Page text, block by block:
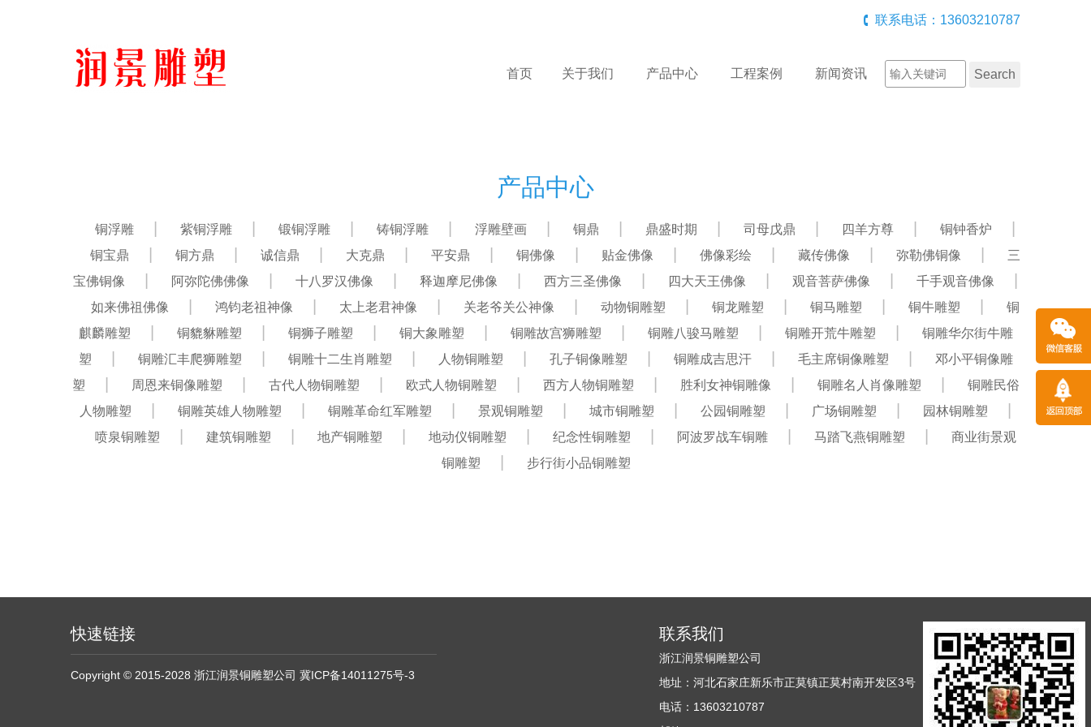
联系电话：13603210787
首页 关于我们 产品中心 工程案例 新闻资讯
产品中心
铜浮雕 紫铜浮雕 锻铜浮雕 铸铜浮雕 浮雕壁画 铜鼎 鼎盛时期 司母戊鼎 四羊方尊
铜钟香炉
铜宝鼎
铜方鼎 诚信鼎 大克鼎 平安鼎 铜佛像 贴金佛像 佛像彩绘 藏传佛像 弥勒佛铜像
三
宝佛铜像
阿弥陀佛佛像 十八罗汉佛像 释迦摩尼佛像 西方三圣佛像 四大天王佛像 观音菩萨佛像
千手观音佛像
如来佛祖佛像
鸿钧老祖神像 太上老君神像 关老爷关公神像 动物铜雕塑 铜龙雕塑 铜马雕塑 铜牛雕塑
铜
麒麟雕塑
铜貔貅雕塑 铜狮子雕塑 铜大象雕塑 铜雕故宫狮雕塑 铜雕八骏马雕塑 铜雕开荒牛雕塑
铜雕华尔街牛雕
塑
铜雕汇丰爬狮雕塑 铜雕十二生肖雕塑 人物铜雕塑 孔子铜像雕塑 铜雕成吉思汗 毛主席铜像雕塑
邓小平铜像雕
塑
周恩来铜像雕塑 古代人物铜雕塑 欧式人物铜雕塑 西方人物铜雕塑 胜利女神铜雕像 铜雕名人肖像雕塑
铜雕民俗
人物雕塑
铜雕英雄人物雕塑 铜雕革命红军雕塑 景观铜雕塑 城市铜雕塑 公园铜雕塑 广场铜雕塑
园林铜雕塑
喷泉铜雕塑
建筑铜雕塑 地产铜雕塑 地动仪铜雕塑 纪念性铜雕塑 阿波罗战车铜雕 马踏飞燕铜雕塑
商业街景观
铜雕塑
步行街小品铜雕塑
快速链接
Copyright © 2015-2028 浙江润景铜雕塑公司 冀ICP备14011275号-3
联系我们
浙江润景铜雕塑公司
地址：河北石家庄新乐市正莫镇正莫村南开发区3号
电话：13603210787